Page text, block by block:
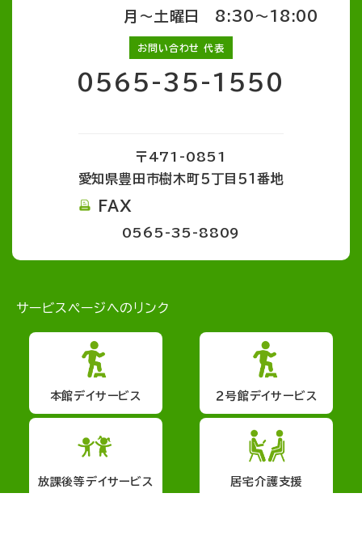
月～土曜日 8:30～18:00
お問い合わせ 代表
0565-35-1550
〒471-0851
愛知県豊田市樹木町５丁目５１番地
FAX
0565-35-8809
サービスページへのリンク
本館デイサービス ２号館デイサービス
放課後等デイサービス 居宅介護支援